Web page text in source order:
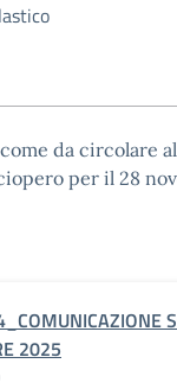
da circolare
per il 28
2025